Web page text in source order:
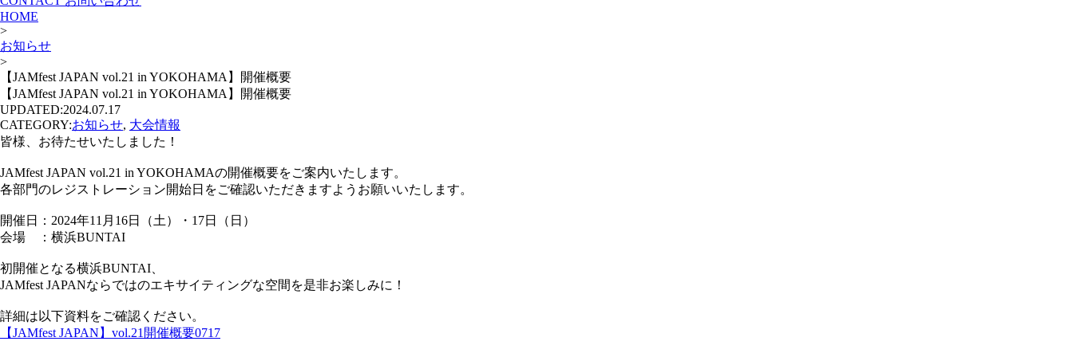
HOME
>
お知らせ
>
【JAMfest JAPAN vol.21 in YOKOHAMA】開催概要
【JAMfest JAPAN vol.21 in YOKOHAMA】開催概要
UPDATED:2024.07.17
CATEGORY:お知らせ, 大会情報
皆様、お待たせいたしました！
JAMfest JAPAN vol.21 in YOKOHAMAの開催概要をご案内いたします。
各部門のレジストレーション開始日をご確認いただきますようお願いいたします。
開催日：2024年11月16日（土）・17日（日）
会場 ：横浜BUNTAI
初開催となる横浜BUNTAI、
JAMfest JAPANならではのエキサイティングな空間を是非お楽しみに！
詳細は以下資料をご確認ください。
【JAMfest JAPAN】vol.21開催概要0717